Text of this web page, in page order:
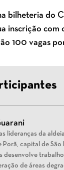
bilheteria do
inscrição com
100 vagas
lideranças da
Porã, capital de São
desenvolve
de áreas